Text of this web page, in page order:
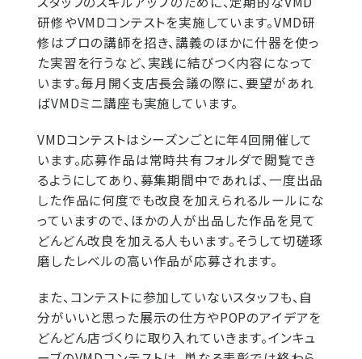
研修やVMDコンテストを実施しています。VMD研
修はプロの講師を招き、講義のほかに什器を使っ
た実習を行うなど、実践に結びつく内容になって
います。毎月開く支店長会議の際に、要望があれ
ばVMDミニ講座も実施しています。
VMDコンテストはシーズンごとに年4回開催して
います。応募作品は常時共有フォルダで閲覧でき
るようにしてあり、募集期間中であれば、一度出品
した作品に何度でも改良を加えられるルールにな
っていますので、ほかの人が出品した作品を見て
どんどん改良を加える人もいます。そうして切磋琢
磨したレベルの高い作品が応募されます。
また、コンテストに参加していないスタッフも、自
分がいいと思った展示の仕方やPOPのアイデアを
どんどん店づくりに取り入れていきます。インキュ